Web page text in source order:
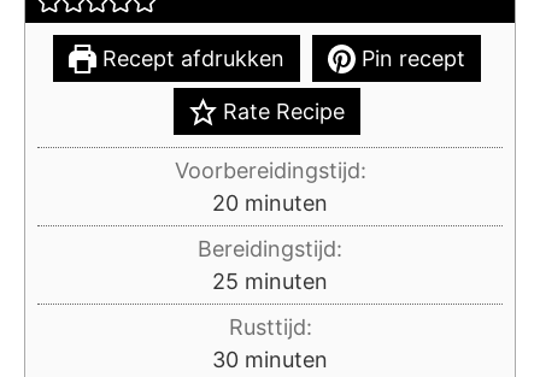
Recept afdrukken Pin recept
Rate Recipe
Voorbereidingstijd:
20minuten
minuten
Bereidingstijd:
25 minuten
minuten
Rusttijd:
30minuten
minuten